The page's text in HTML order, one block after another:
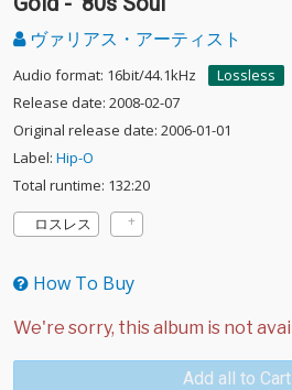
ヴァリアス・アーティスト
Audio format: 16bit/44.1kHz
Lossless
Release date: 2008-02-07
Original release date: 2006-01-01
Label: Hip-O
Total runtime: 132:20
ロスレス
How To Buy
Add all to Cart